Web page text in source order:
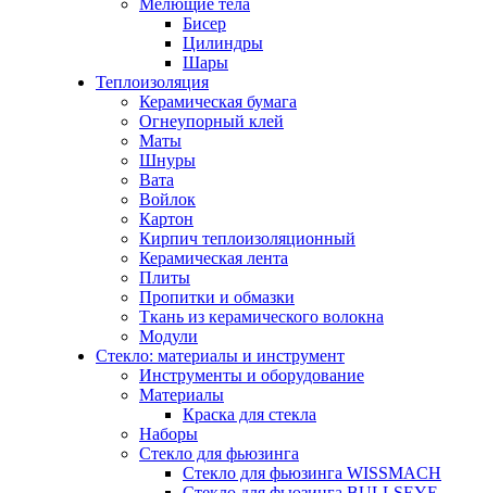
Мелющие тела
Бисер
Цилиндры
Шары
Теплоизоляция
Керамическая бумага
Огнеупорный клей
Маты
Шнуры
Вата
Войлок
Картон
Кирпич теплоизоляционный
Керамическая лента
Плиты
Пропитки и обмазки
Ткань из керамического волокна
Модули
Стекло: материалы и инструмент
Инструменты и оборудование
Материалы
Краска для стекла
Наборы
Стекло для фьюзинга
Стекло для фьюзинга WISSMACH